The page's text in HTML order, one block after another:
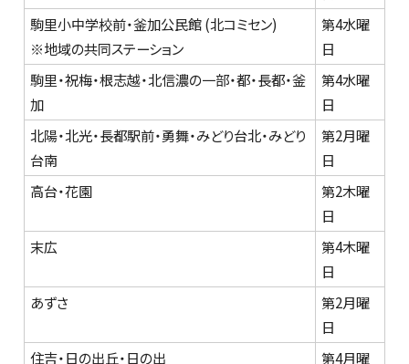
駒里小中学校前・釜加公民館 (北コミセン)
※地域の共同ステーション
第4水曜
日
駒里・祝梅・根志越・北信濃の一部・都・長都・釜
加
第4水曜
日
北陽・北光・長都駅前・勇舞・みどり台北・みどり
台南
第2月曜
日
高台・花園
第2木曜
日
末広
第4木曜
日
あずさ
第2月曜
日
住吉・日の出丘・日の出
第4月曜